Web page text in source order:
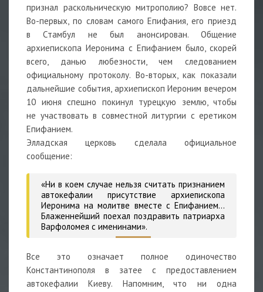
признал раскольническую митрополию? Вовсе нет.
Во-первых, по словам самого Епифания, его приезд
в Стамбул не был анонсирован. Общение
архиепископа Иеронима с Епифанием было, скорей
всего, данью любезности, чем следованием
официальному протоколу. Во-вторых, как показали
дальнейшие события, архиепископ Иероним вечером
10 июня спешно покинул турецкую землю, чтобы
не участвовать в совместной литургии с еретиком
Епифанием.
Элладская церковь сделала официальное
сообщение:
«Ни в коем случае нельзя считать признанием
автокефалии присутствие архиепископа
Иеронима на молитве вместе с Епифанием…
Блаженнейший поехал поздравить патриарха
Варфоломея с именинами».
Все это означает полное одиночество
Константинополя в затее с предоставлением
автокефалии Киеву. Напомним, что ни одна